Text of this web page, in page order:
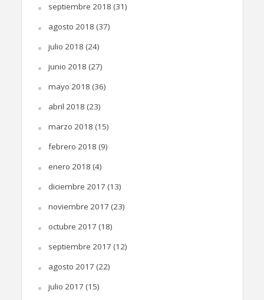
septiembre 2018 (31)
agosto 2018 (37)
julio 2018 (24)
junio 2018 (27)
mayo 2018 (36)
abril 2018 (23)
marzo 2018 (15)
febrero 2018 (9)
enero 2018 (4)
diciembre 2017 (13)
noviembre 2017 (23)
octubre 2017 (18)
septiembre 2017 (12)
agosto 2017 (22)
julio 2017 (15)